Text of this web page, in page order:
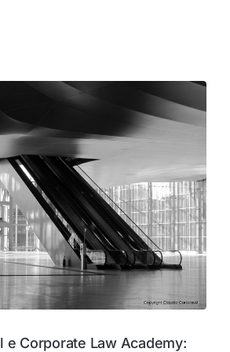
e Corporate Law Academy: